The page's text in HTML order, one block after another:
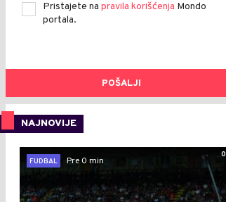
Pristajete na pravila korišćenja Mondo
portala.
POŠALJI
NAJNOVIJE
0
FUDBAL
Pre 0 min